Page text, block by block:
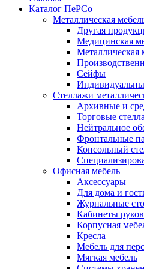
Каталог ПеРСо
Металлическая
Другая
Медицинская
Металлическая
Сейфы
Стеллажи
Архивные и
Торговые
Нейтральное
Фронтальные
Консольный
Офисная мебель
Аксессуары
Для дома и
Журнальные
Кабинеты
Корпусная
Кресла
Мебель для
Мягкая мебель